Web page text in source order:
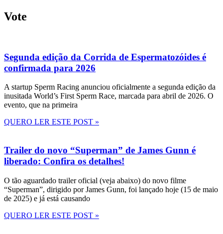
Vote
Segunda edição da Corrida de Espermatozóides é
confirmada para 2026
A startup Sperm Racing anunciou oficialmente a segunda edição da
inusitada World’s First Sperm Race, marcada para abril de 2026. O
evento, que na primeira
QUERO LER ESTE POST »
Trailer do novo “Superman” de James Gunn é
liberado: Confira os detalhes!
O tão aguardado trailer oficial (veja abaixo) do novo filme
“Superman”, dirigido por James Gunn, foi lançado hoje (15 de maio
de 2025) e já está causando
QUERO LER ESTE POST »